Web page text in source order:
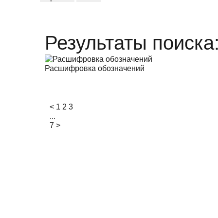
Результаты
Расшифровка обозначений
< 1 2 3
...
7 >